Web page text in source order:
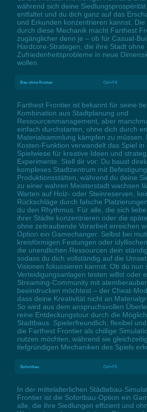
während sich deine
entfaltet und du dich ganz auf das
und Erkunden konzentrieren kannst.
durch diese Mechanik macht Farthest
zugänglicher denn je – ob für Casual-
Hardcore-Strategen, die ihre Stadt ohne
Zufriedenheitsprobleme in neue
wollen.
Bau ohne Kosten Ctrl+F4
Farthest Frontier ist bekannt für seine
Kombination aus Stadtplanung und
Ressourcenmanagement, aber
einfach durchstarten, ohne dich durch
Materialsammlung kämpfen zu müssen.
Kosten-Funktion verwandelt das Spiel in
Spielwiese für kreative Ideen und
Experimente. Stell dir vor: Du baust
komplexes Stadtzentrum mit
Produktionsstätten, während du deine
zu einer wahren Meisterstadt wachsen
Warten auf Holz- oder Steinreserven,
Rückschläge durch falsche
du den Rhythmus. Für alle, die sich
ihrer Städte konzentrieren oder die
ohne zeitraubende Vorarbeit erreichen
Option ein Gamechanger. Selbst bei
kreisförmigen Festungen oder
die unendlichen Ressourcen dein
sodass du dich vollständig auf die
Visionen fokussieren kannst. Ob du nun
Verteidigungsanlagen testen willst oder
Streaming-Community mit
beeindrucken möchtest – der Cheat-
dass deine Kreativität nicht an
So wird aus dem anspruchsvollen
reine Entdeckungstour durch die
Stadtbaus. Spielerfreundlich, flexibel
die Farthest Frontier als chillige
nutzen möchten, während sie
tiefgründigen Mechaniken des Spiels
Sofortbau Ctrl+F5
In der mittelalterlichen Städtebau-
Frontier ist die Sofortbau-Option ein
alle, die ihre Siedlungen effizient und